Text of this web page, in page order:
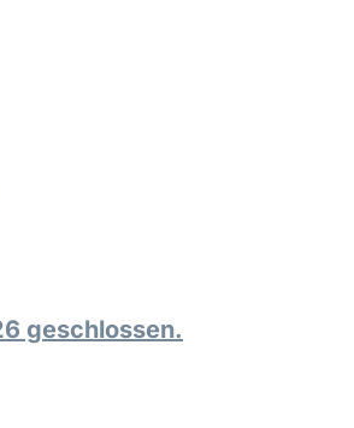
geschlossen.